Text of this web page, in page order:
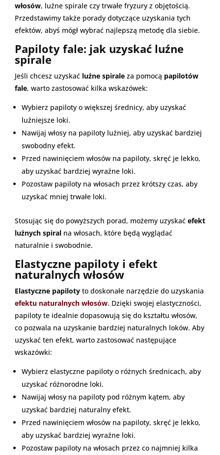
włosów, luźne spirale czy trwałe fryzury z objętością.
Przedstawimy także porady dotyczące uzyskania tych
efektów, abyś mógł wybrać najlepszą metodę dla siebie.
Papiloty fale: jak uzyskać luźne
spirale
Jeśli chcesz uzyskać luźne spirale za pomocą papilotów
fale, warto zastosować kilka wskazówek:
Wybierz papiloty o większej średnicy, aby uzyskać
luźniejsze loki.
Nawijaj włosy na papiloty luźniej, aby uzyskać bardziej
swobodny efekt.
Przed nawinięciem włosów na papiloty, skręć je lekko,
aby uzyskać bardziej wyraźne loki.
Pozostaw papiloty na włosach przez krótszy czas, aby
uzyskać mniej trwałe loki.
Stosując się do powyższych porad, możemy uzyskać efekt
luźnych spiral na włosach, które będą wyglądać
naturalnie i swobodnie.
Elastyczne papiloty i efekt
naturalnych włosów
Elastyczne papiloty to doskonałe narzędzie do uzyskania
efektu naturalnych włosów. Dzięki swojej elastyczności,
papiloty te idealnie dopasowują się do kształtu włosów,
co pozwala na uzyskanie bardziej naturalnych loków. Aby
uzyskać ten efekt, warto zastosować następujące
wskazówki:
Wybierz elastyczne papiloty o różnych średnicach, aby
uzyskać różnorodne loki.
Nawijaj włosy na papiloty pod różnym kątem, aby
uzyskać bardziej naturalny efekt.
Przed nawinięciem włosów na papiloty, skręć je lekko,
aby uzyskać bardziej wyraźne loki.
Pozostaw papiloty na włosach przez co najmniej kilka